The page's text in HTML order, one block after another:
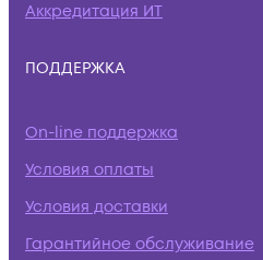
Аккредитация ИТ
ПОДДЕРЖКА
On-line поддержка
Условия оплаты
Условия доставки
Гарантийное обслуживание